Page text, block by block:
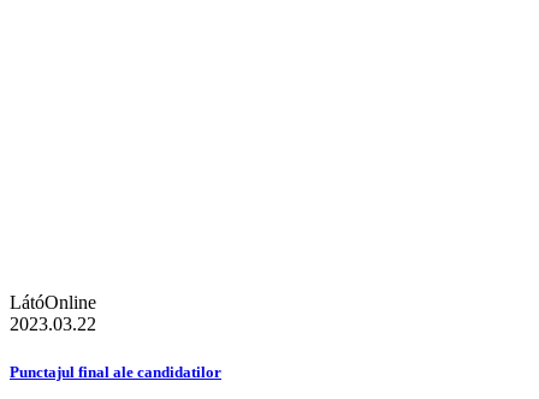
LátóOnline
2023.03.22
Punctajul final ale candidatilor